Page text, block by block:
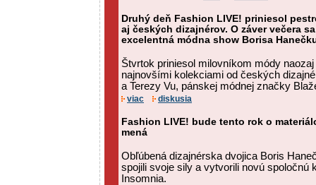
Druhý deň Fashion LIVE! priniesol
aj českých dizajnérov. O záver večera
excelentná módna show Borisa
Štvrtok priniesol milovníkom módy
najnovšími kolekciami od českých
a Terezy Vu, pánskej módnej značky
viac diskusia
Fashion LIVE! bude tento rok o
mená
Obľúbená dizajnérska dvojica Boris
spojili svoje sily a vytvorili novú spoločnú
Insomnia.